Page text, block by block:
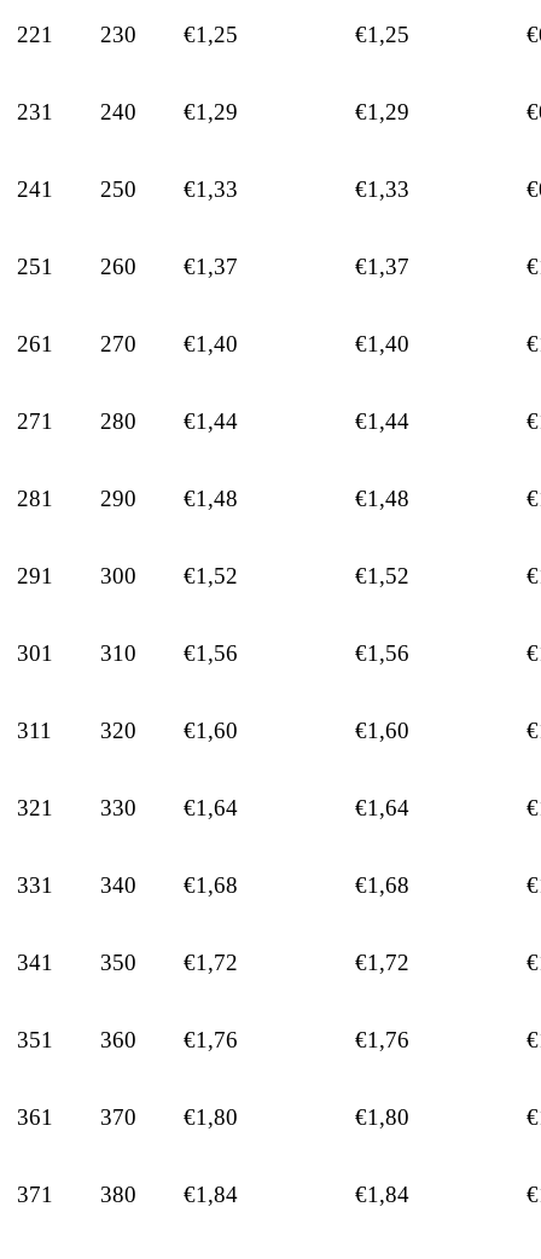
221 230 €1,25 €1,25
231 240 €1,29 €1,29
241 250 €1,33 €1,33
251 260 €1,37 €1,37
261 270 €1,40 €1,40
271 280 €1,44 €1,44
281 290 €1,48 €1,48
291 300 €1,52 €1,52
301 310 €1,56 €1,56
311 320 €1,60 €1,60
321 330 €1,64 €1,64
331 340 €1,68 €1,68
341 350 €1,72 €1,72
351 360 €1,76 €1,76
361 370 €1,80 €1,80
371 380 €1,84 €1,84